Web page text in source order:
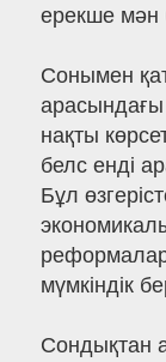
ерекше мән
Сонымен
арасындағы
нақты
белс енді
Бұл
мүмкіндік
Сондықтан